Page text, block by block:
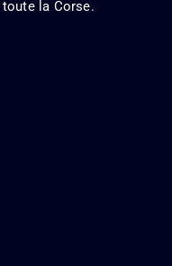
la Corse.